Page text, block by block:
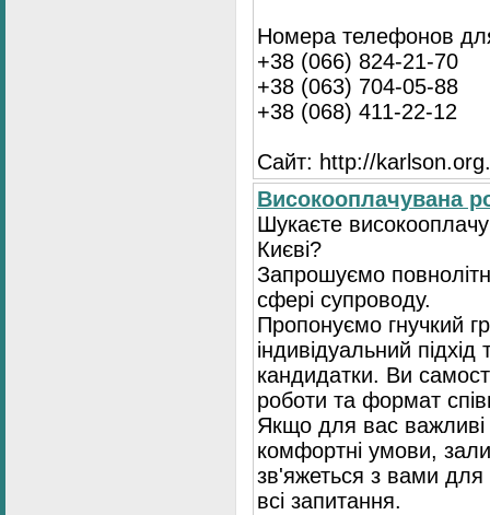
Номера телефонов
+38 (066) 824-21-70
+38 (063) 704-05-88
+38 (068) 411-22-12
Сайт: http://
Високооплачувана
Шукаєте
Києві?
Запрошуємо
сфері супроводу.
Пропонуємо гнучкий
індивідуальний
кандидатки. Ви
роботи та формат
Якщо для вас важливі
комфортні умови,
зв'яжеться з вами для
всі запитання.